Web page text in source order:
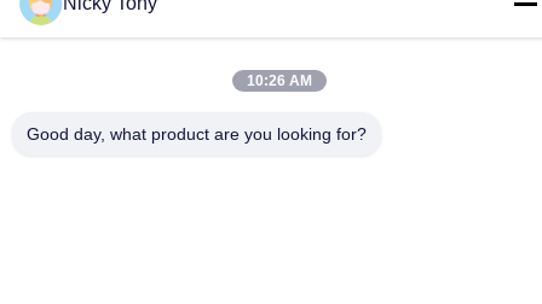
Drahtseil-Masche
Vogelhaus-
10:26 AM
Good day, what product are you looking for?